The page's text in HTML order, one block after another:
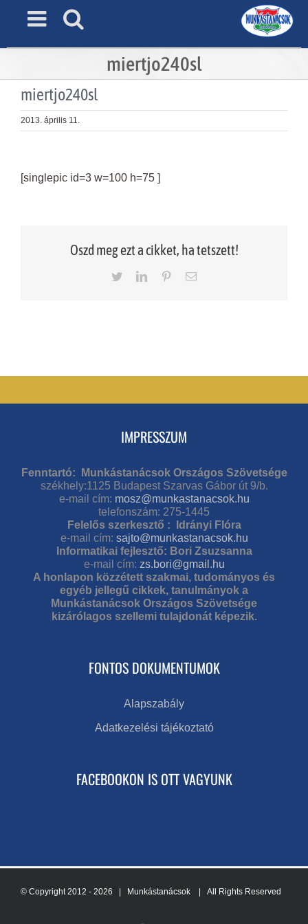
miertjo240sl
miertjo240sl
2013. április 11.
Image
[singlepic id=3 w=100 h=75 ]
Oszd meg ezt a cikket, ha tetszett!
TwitterLinkedInPinterestEmail
IMPRESSZUM
Fenntartó: Munkástanácsok Országos Szövetsége
székhely:1125 Budapest Szarvas Gábor út 9/b.
e-mail cím: mosz@munkastanacsok.hu
telefonszám: 275-1445
Felelős szerkesztő : Idrányi Flóra
e-mail cím: sajto@munkastanacsok.hu
Informatikai fejlesztő: Bori Zsuzsanna
e-mail cím: zs.bori@gmail.hu
A honlapon közzétett szakmai, tudományos és
egyéb jellegű cikkek, tanulmányok a
Munkástanácsok Országos Szövetsége
kizárólagos szellemi tulajdonát képezik.
FONTOS DOKUMENTUMOK
Alapszabály
Adatkezelési tájékoztató
FACEBOOKON IS OTT VAGYUNK
© Copyright 2012 - 2026 | Munkástanácsok | All Rights Reserved